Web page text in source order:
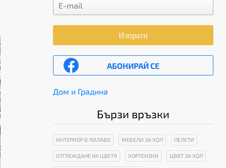
Изпрати
АБОНИРАЙ СЕ
Дом и Градина
Бързи връзки
ИНТЕРИОР В ЛИЛАВО МЕБЕЛИ ЗА ХОЛ ПЕЛЕТИ
ОТГЛЕЖДАНЕ НА ЦВЕТЯ ХОРТЕНЗИЯ ЦВЯТ ЗА ХОЛ